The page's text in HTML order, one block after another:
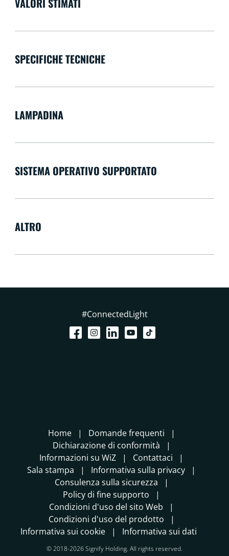
SPECIFICHE TECNICHE
LAMPADINA
SISTEMA OPERATIVO SUPPORTATO
ALTRO
#ConnectedLight
Home
Domande frequenti
Dichiarazione di conformità
Informazioni su WiZ
Contattaci
Sala stampa
Informativa sulla privacy
Consulenza sulla sicurezza
Policy di fine supporto
Condizioni d'uso del sito Web
Condizioni d'uso del prodotto
Informativa sui cookie
Informativa sui dati
© 2018-2026 Signify Holding. All rights reserved.